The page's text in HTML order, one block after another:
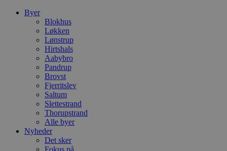
Byer
Blokhus
Løkken
Lønstrup
Hirtshals
Aabybro
Pandrup
Brovst
Fjerritslev
Saltum
Slettestrand
Thorupstrand
Alle byer
Nyheder
Det sker
Fokus på